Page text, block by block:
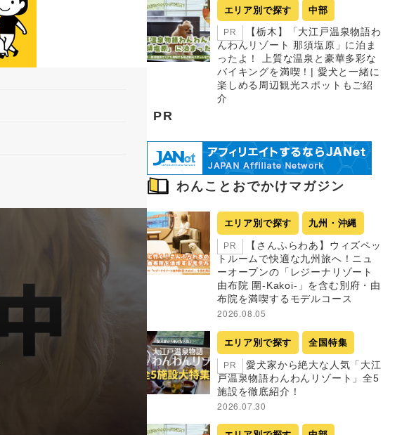
エリア別で探す 中部
PR
【栃木】「大江戸温泉物語わ
んわんリゾート 那須塩原」に泊ま
ったよ！ 上質な温泉と豪華多彩な
バイキングを満喫！| 愛犬と一緒に
楽しめる周辺観光スポットもご紹
介
PR
わんことおでかけマガジン
エリア別で探す 九州・沖縄
PR
【さんふらわあ】ウィズペッ
トルームで快適な九州旅へ！ニュ
ーオープンの「レジーナリゾート
由布院 圍-Kakoi-」を含む別府・由
布院を満喫するモデルコース
2026.08.05
エリア別で探す 全国特集
PR
愛犬家から絶大な人気「大江
戸温泉物語わんわんリゾート」全5
施設を徹底紹介！
2026.07.30